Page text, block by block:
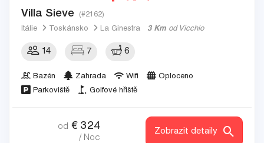
Villa Sieve (#2162)
Itálie Toskánsko La Ginestra 3 Km od Vicchio
14 7 6
Bazén Zahrada Wifi
Oploceno
Parkoviště
Golfové hřiště
od € 324
/ Noc
Zobrazit detaily